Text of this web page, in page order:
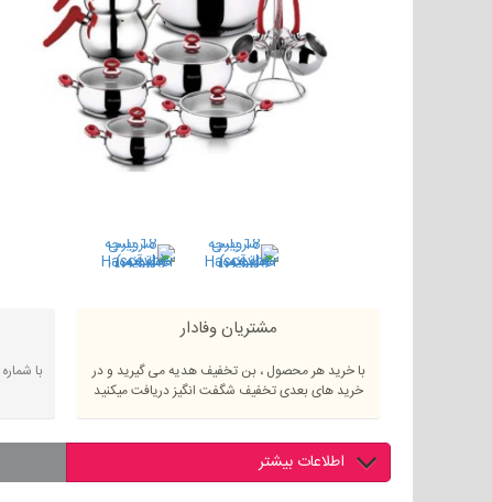
مشتریان وفادار
با خرید هر محصول ، بن تخفیف هدیه می گیرید و در
خرید های بعدی تخفیف شگفت انگیز دریافت میکنید
با شماره
اطلاعات بیشتر